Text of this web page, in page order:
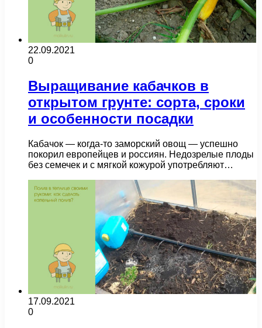
22.09.2021
0
Выращивание кабачков в
открытом грунте: сорта, сроки
и особенности посадки
Кабачок — когда-то заморский овощ — успешно
покорил европейцев и россиян. Недозрелые плоды
без семечек и с мягкой кожурой употребляют…
17.09.2021
0